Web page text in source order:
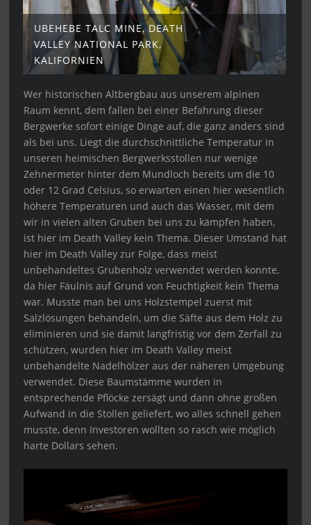
UBEHEBE TALC MINE, DEATH
VALLEY NATIONAL PARK,
KALIFORNIEN
Wer historischen Altbergbau aus unserem alpinen
Raum kennt, dem fallen bei einer Befahrung dieser
Bergwerke sofort einige Dinge auf, die ganz anders sind
als bei uns. Liegt die durchschnittliche Temperatur in
unseren heimischen Bergwerksstollen nur wenige
Zehnermeter hinter dem Mundloch bereits um die 10
oder 12 Grad Celsius, so erwarten einen hier wesentlich
höhere Temperaturen und auch das Wasser, mit dem
wir in vielen alten Gruben bei uns zu kämpfen haben,
ist hier im Death Valley kein Thema. Dieser Umstand hat
hier im Death Valley zur Folge, dass meist
unbehandeltes Grubenholz verwendet werden konnte,
da hier Fäulnis auf Grund von Feuchtigkeit kein Thema
war. Musste man bei uns Holzstempel zuerst mit
Salzlösungen behandeln, um die Säfte aus dem Holz zu
eliminieren und sie damit langfristig vor dem Zerfall zu
schützen, wurden hier im Death Valley meist
unbehandelte Nadelhölzer aus der näheren Umgebung
verwendet. Diese Baumstämme wurden in
entsprechende Pflöcke zersägt und dann ohne großen
Aufwand in die Stollen geliefert, wo alles schnell gehen
musste, denn Investoren wollten so rasch wie möglich
harte Dollars sehen.